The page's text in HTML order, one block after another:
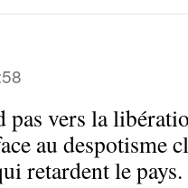
pas vers la
au despotisme
retardent le pays.